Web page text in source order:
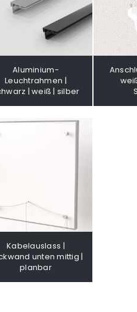
Aluminium-
Leuchtrahmen |
| weiß | silber
Kabelauslass |
unten mittig |
planbar